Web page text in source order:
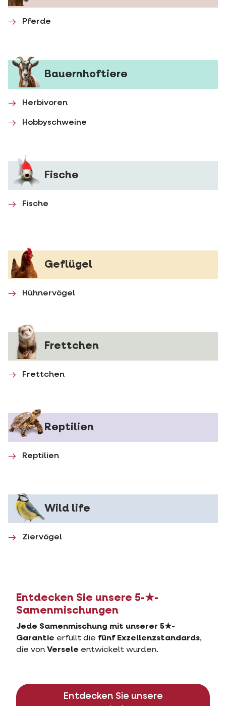
Pferde
Bauernhoftiere
Herbivoren
Hobbyschweine
Fische
Fische
Geflügel
Hühnervögel
Frettchen
Frettchen
Reptilien
Reptilien
Wild life
Ziervögel
Entdecken Sie unsere 5-★-
Samenmischungen
Jede Samenmischung mit unserer 5★-
Garantie erfüllt die fünf Exzellenzstandards,
die von Versele entwickelt wurden.
Entdecken Sie unsere